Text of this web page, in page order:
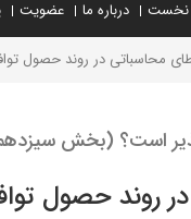
نخست درباره ما عضویت
محاسباتی در روند حصول
است؟ (بخش سیزدهم
روند حصول